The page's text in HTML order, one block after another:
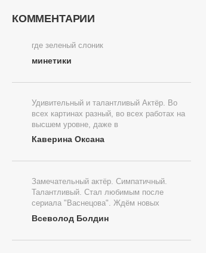
КОММЕНТАРИИ
где зеленый слоник
минетики
Удивительный и талантливый Актёр. Во
всех картинах разный, во всех работах на
высшем уровне, даже в
Каверина Оксана
Замечательный актёр. Симпатичный.
Талантливый. Стал любимым после
сериала "Васнецова". Ждём новых
Всеволод Болдин